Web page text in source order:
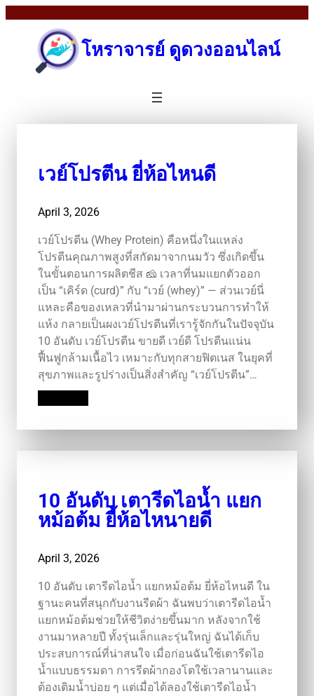
โหราจารย์ ดูดวงออนไลน์
เวย์โปรตีน ยี่ห้อไหนดี
April 3, 2026
เวย์โปรตีน (Whey Protein) คือหนึ่งในแหล่ง
โปรตีนคุณภาพสูงที่สกัดมาจากนมวัว ซึ่งเกิดขึ้น
ในขั้นตอนการผลิตชีส 🧀 เวลาที่นมแยกตัวออก
เป็น “เคิร์ด (curd)” กับ “เวย์ (whey)” — ส่วนเวย์นี่
แหละคือของเหลวที่นำมาผ่านกระบวนการทำให้
แห้ง กลายเป็นผงเวย์โปรตีนที่เรารู้จักกันในปัจจุบัน
10 อันดับ เวย์โปรตีน ขายดี เวย์ดี โปรตีนแน่น
ฟื้นฟูกล้ามเนื้อไว เหมาะกับทุกสายฟิตเนส ในยุคที่
สุขภาพและรูปร่างเป็นสิ่งสำคัญ “เวย์โปรตีน”…
10 อันดับ เตารีดไอน้ำ แยก
หม้อต้ม ยี้ห้อไหนายดี
April 3, 2026
10 อันดับ เตารีดไอน้ำ แยกหม้อต้ม ยี่ห้อไหนดี ใน
ฐานะคนที่สนุกกับงานรีดผ้า ฉันพบว่าเตารีดไอน้ำ
แยกหม้อต้มช่วยให้ชีวิตง่ายขึ้นมาก หลังจากใช้
งานมาหลายปี ทั้งรุ่นเล็กและรุ่นใหญ่ ฉันได้เก็บ
ประสบการณ์ที่น่าสนใจ เมื่อก่อนฉันใช้เตารีดไอ
น้ำแบบธรรมดา การรีดผ้ากองโตใช้เวลานานและ
ต้องเติมน้ำบ่อย ๆ แต่เมื่อได้ลองใช้เตารีดไอน้ำ